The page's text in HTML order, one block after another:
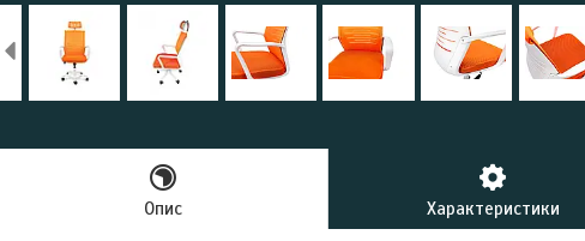
Опис Характеристики